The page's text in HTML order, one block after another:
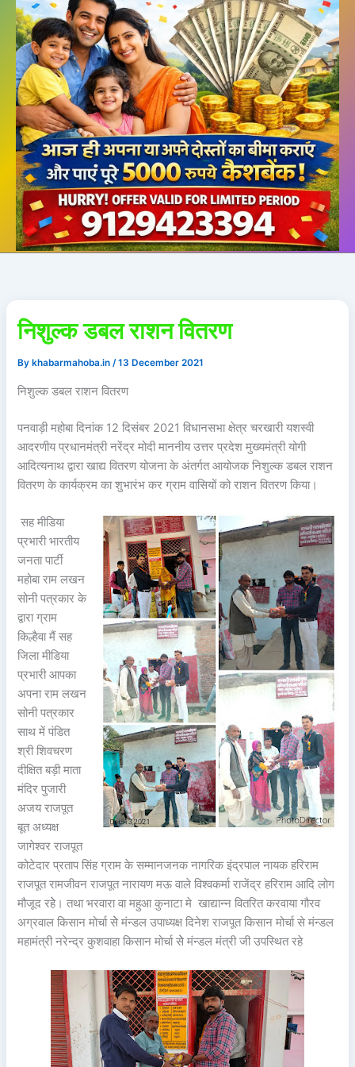
निशुल्क डबल राशन वितरण
By khabarmahoba.in/13 December 2021
निशुल्क डबल राशन वितरण
पनवाड़ी महोबा दिनांक 12 दिसंबर 2021 विधानसभा क्षेत्र चरखारी यशस्वी
आदरणीय प्रधानमंत्री नरेंद्र मोदी माननीय उत्तर प्रदेश मुख्यमंत्री योगी
आदित्यनाथ द्वारा खाद्य वितरण योजना के अंतर्गत आयोजक निशुल्क डबल राशन
वितरण के कार्यक्रम का शुभारंभ कर ग्राम वासियों को राशन वितरण किया।
सह मीडिया
प्रभारी भारतीय
जनता पार्टी
महोबा राम लखन
सोनी पत्रकार के
द्वारा ग्राम
किल्हैवा मैं सह
जिला मीडिया
प्रभारी आपका
अपना राम लखन
सोनी पत्रकार
साथ में पंडित
श्री शिवचरण
दीक्षित बड़ी माता
मंदिर पुजारी
अजय राजपूत
बूत अध्यक्ष
जागेश्वर राजपूत
कोटेदार प्रताप सिंह ग्राम के सम्मानजनक नागरिक इंद्रपाल नायक हरिराम
राजपूत रामजीवन राजपूत नारायण मऊ वाले विश्वकर्मा राजेंद्र हरिराम आदि लोग
मौजूद रहेे। तथा भरवारा वा महुआ कुनाटा मे खाद्यान्न वितरित करवाया गौरव
अग्रवाल किसान मोर्चा सेे मंन्डल उपाध्यक्ष दिनेश राजपूत किसान मोर्चा से मंन्डल
महामंत्री नरेन्द्र कुशवाहा किसान मोर्चा सेे मंन्डल मंत्री जी उपस्थित रहे